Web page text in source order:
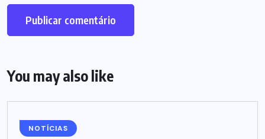
You may also like
NOTÍCIAS